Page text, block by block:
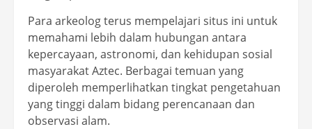
Para arkeolog terus mempelajari situs ini untuk
memahami lebih dalam hubungan antara
kepercayaan, astronomi, dan kehidupan sosial
masyarakat Aztec. Berbagai temuan yang
diperoleh memperlihatkan tingkat pengetahuan
yang tinggi dalam bidang perencanaan dan
observasi alam.